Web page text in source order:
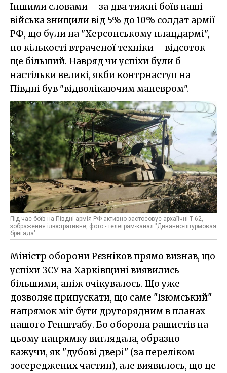
Іншими словами – за два тижні боїв наші
війська знищили від 5% до 10% солдат армії
РФ, що були на "Херсонському плацдармі",
по кількості втраченої техніки – відсоток
ще більший. Навряд чи успіхи були б
настільки великі, якби контрнаступ на
Півдні був "відволікаючим маневром".
Під час боїв на Півдні армія РФ активно застосовує архаїічні Т-62,
зображення ілюстративне, фото - телеграм-канал "Диванно-штурмовая
бригада"
Міністр оборони Рєзніков прямо визнав, що
успіхи ЗСУ на Харківщині виявились
більшими, аніж очікувалось. Що уже
дозволяє припускати, що саме "Ізюмський"
напрямок міг бути другорядним в планах
нашого Генштабу. Бо оборона рашистів на
цьому напрямку виглядала, образно
кажучи, як "дубові двері" (за переліком
зосереджених частин), але виявилось, що це